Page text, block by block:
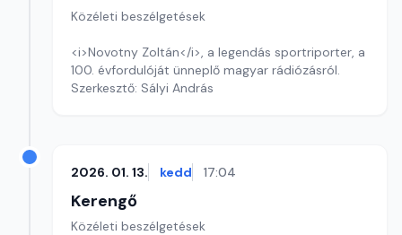
Közéleti beszélgetések
<i>Novotny Zoltán</i>, a legendás sportriporter, a
100. évfordulóját ünneplő magyar rádiózásról.
Szerkesztő: Sályi András
2026. 01. 13. kedd 17:04
Kerengő
Közéleti beszélgetések